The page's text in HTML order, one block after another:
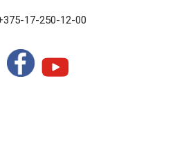
375-17-250-12-00